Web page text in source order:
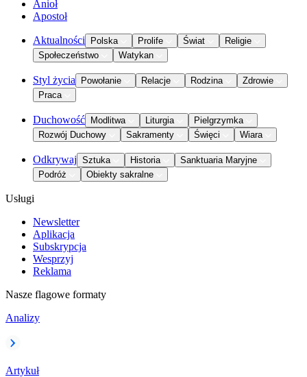
Anioł
Apostoł
Aktualności Polska Prolife Świat
Religie
Społeczeństwo
Watykan
Styl życia Powołanie Relacje Rodzina
Zdrowie
Praca
Duchowość Modlitwa Liturgia
Pielgrzymka
Rozwój Duchowy
Sakramenty Święci Wiara
Odkrywaj Sztuka Historia
Sanktuaria Maryjne
Podróż
Obiekty sakralne
Usługi
Newsletter
Aplikacja
Subskrypcja
Wesprzyj
Reklama
Nasze flagowe formaty
Analizy
Artykuł